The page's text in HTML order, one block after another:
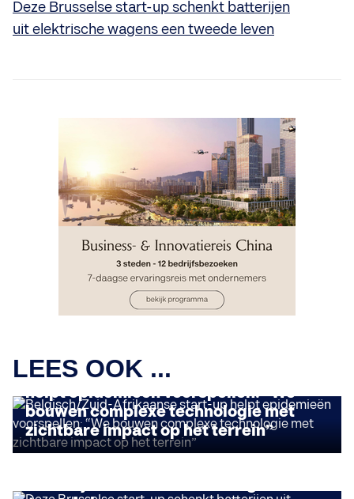
Deze Brusselse start-up schenkt batterijen
uit elektrische wagens een tweede leven
LEES OOK ...
Belgisch/Zuid-Afrikaanse start-up
helpt epidemieën voorspellen: “We
bouwen complexe technologie met
zichtbare impact op het terrein”
IMPACT ONDERNEMEN